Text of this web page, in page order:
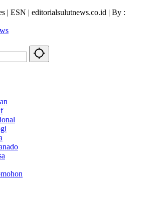
| ESN | editorialsulutnews.co.id | By :